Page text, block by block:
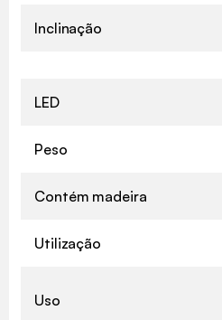
Inclinação
LED
Peso
Contém madeira
Utilização
Uso